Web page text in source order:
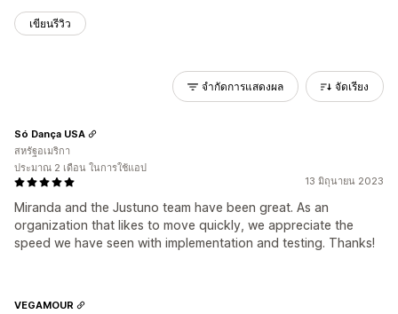
เขียนรีวิว
จำกัดการแสดงผล จัดเรียง
13 มิถุนายน 2023
Miranda and the Justuno team have been great. As an
organization that likes to move quickly, we appreciate the
speed we have seen with implementation and testing. Thanks!
Só Dança USA
สหรัฐอเมริกา
ประมาณ 2 เดือน ในการใช้แอป
VEGAMOUR